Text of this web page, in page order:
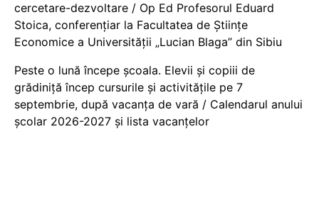
cercetare-dezvoltare / Op Ed Profesorul Eduard
Stoica, conferențiar la Facultatea de Științe
Economice a Universității „Lucian Blaga” din Sibiu
Peste o lună începe școala. Elevii și copiii de
grădiniță încep cursurile și activitățile pe 7
septembrie, după vacanța de vară / Calendarul anului
școlar 2026-2027 și lista vacanțelor